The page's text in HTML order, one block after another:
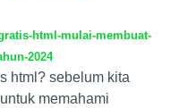
html-mulai-membuat-
2024
html? sebelum kita
memahami